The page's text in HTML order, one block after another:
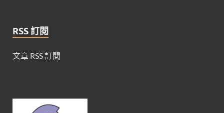
RSS 訂閱
文章 RSS 訂閱